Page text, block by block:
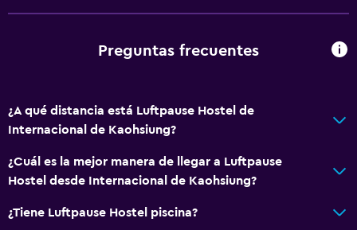
Piscina y spa
Bañera de hidromasaje
Preguntas frecuentes
¿A qué distancia está Luftpause Hostel de
Internacional de Kaohsiung?
¿Cuál es la mejor manera de llegar a Luftpause
Hostel desde Internacional de Kaohsiung?
¿Tiene Luftpause Hostel piscina?